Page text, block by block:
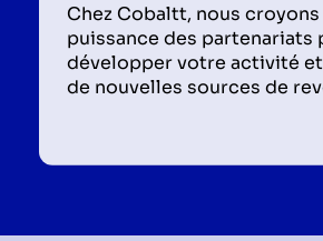
Chez Cobaltt, nous croyons
puissance des partenariats
développer votre activité
de nouvelles sources de